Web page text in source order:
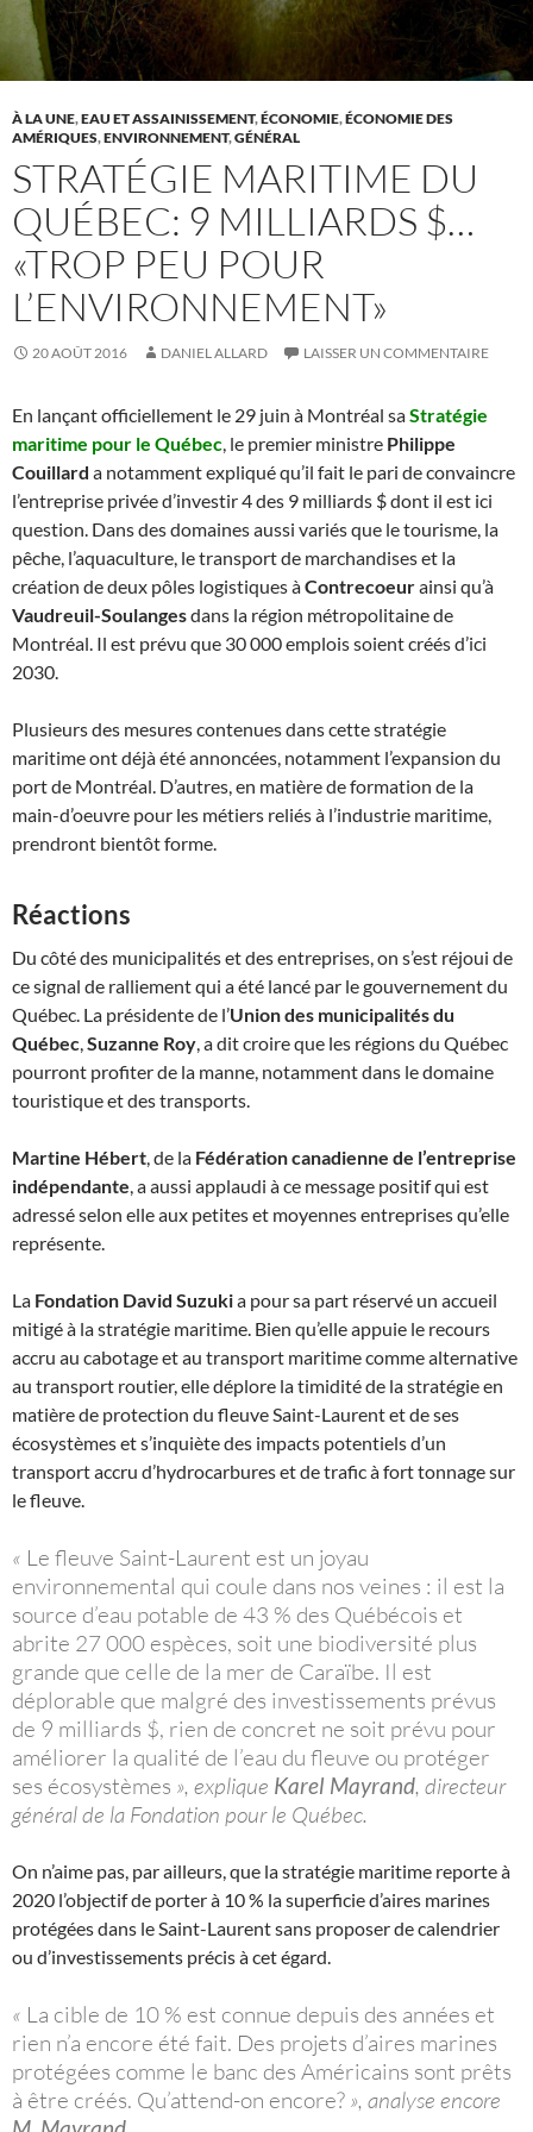
À LA UNE,EAU ET ASSAINISSEMENT,ÉCONOMIE,ÉCONOMIE DES
AMÉRIQUES,ENVIRONNEMENT,GÉNÉRAL
STRATÉGIE MARITIME DU
QUÉBEC: 9 MILLIARDS $…
«TROP PEU POUR
L’ENVIRONNEMENT»
20 AOÛT 2016 DANIEL ALLARD LAISSER UN COMMENTAIRE
En lançant officiellement le 29 juin à Montréal saStratégie
maritime pour le Québec, le premier ministre Philippe
Couillard a notamment expliqué qu’il fait le pari de convaincre
l’entreprise privée d’investir 4 des 9 milliards $ dont il est ici
question. Dans des domaines aussi variés que le tourisme, la
pêche, l’aquaculture, le transport de marchandises et la
création de deux pôles logistiques àContrecoeurainsi qu’à
Vaudreuil-Soulangesdans la région métropolitaine de
Montréal. Il est prévu que 30 000 emplois soient créés d’ici
2030.
Plusieurs des mesures contenues dans cette stratégie
maritime ont déjà été annoncées, notamment l’expansion du
port de Montréal. D’autres, en matière de formation de la
main-d’oeuvre pour les métiers reliés à l’industrie maritime,
prendront bientôt forme.
Réactions
Du côté des municipalités et des entreprises, on s’est réjoui de
ce signal de ralliement qui a été lancé par le gouvernement du
Québec. La présidente de l’Union des municipalités du
Québec,Suzanne Roy, a dit croire que les régions du Québec
pourront profiter de la manne, notamment dans le domaine
touristique et des transports.
Martine Hébert, de la Fédération canadienne de l’entreprise
indépendante, a aussi applaudi à ce message positif qui est
adressé selon elle aux petites et moyennes entreprises qu’elle
représente.
La Fondation David Suzukia pour sa part réservé un accueil
mitigé à la stratégie maritime. Bien qu’elle appuie le recours
accru au cabotage et au transport maritime comme alternative
au transport routier, elle déplore la timidité de la stratégie en
matière de protection du fleuve Saint-Laurent et de ses
écosystèmes et s’inquiète des impacts potentiels d’un
transport accru d’hydrocarbures et de trafic à fort tonnage sur
le fleuve.
« Le fleuve Saint-Laurent est un joyau
environnemental qui coule dans nos veines : il est la
source d’eau potable de 43 % des Québécois et
abrite 27 000 espèces, soit une biodiversité plus
grande que celle de la mer de Caraïbe. Il est
déplorable que malgré des investissements prévus
de 9 milliards $, rien de concret ne soit prévu pour
améliorer la qualité de l’eau du fleuve ou protéger
ses écosystèmes », explique Karel Mayrand, directeur
général de la Fondation pour le Québec.
On n’aime pas, par ailleurs, que la stratégie maritime reporte à
2020 l’objectif de porter à 10 % la superficie d’aires marines
protégées dans le Saint-Laurent sans proposer de calendrier
ou d’investissements précis à cet égard.
« La cible de 10 % est connue depuis des années et
rien n’a encore été fait. Des projets d’aires marines
protégées comme le banc des Américains sont prêts
à être créés. Qu’attend-on encore? », analyse encore